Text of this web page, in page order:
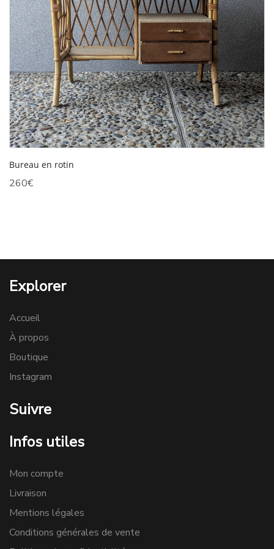
Bureau en rotin
260€
Explorer
Accueil
À propos
Boutique
Instagram
Suivre
Infos utiles
Mon compte
Livraison
Mentions légales
Conditions générales de vente